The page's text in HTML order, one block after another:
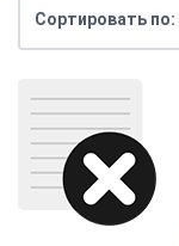
Сортировать по: